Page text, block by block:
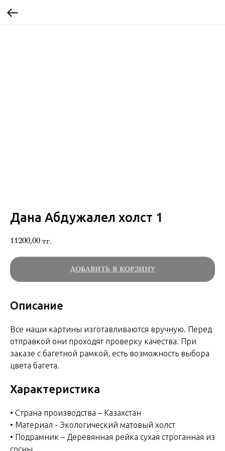
Дана Абдужалел холст 1
11200,00 тг.
ДОБАВИТЬ В КОРЗИНУ
Описание
Все наши картины изготавливаются вручную. Перед
отправкой они проходят проверку качества. При
заказе с багетной рамкой, есть возможность выбора
цвета багета.
Характеристика
• Страна производства – Казахстан
• Материал - Экологический матовый холст
• Подрамник – Деревянная рейка сухая строганная из
сосны